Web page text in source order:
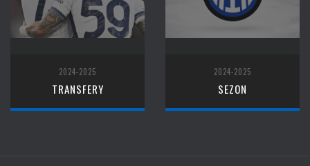
2024-2025
TRANSFERY
2024-2025
SEZON